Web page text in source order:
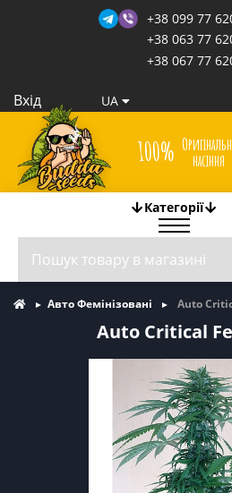
+38 099 77
+38 063 77
+38 067 77
Вхід UA
100%
насіння
Категорії
Авто Фемінізовані Auto
Auto Critical